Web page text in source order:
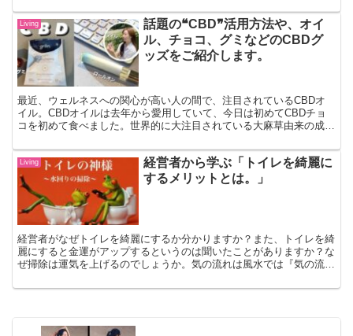
非参考にしてみてください。
Living
話題の❝CBD❞活用方法や、オイ
ル、チョコ、グミなどのCBDグ
ッズをご紹介します。
最近、ウェルネスへの関心が高い人の間で、注目されているCBDオ
イル。CBDオイルは去年から愛用していて、今日は初めてCBDチョ
コを初めて食べました。世界的に大注目されている大麻草由来の成分
は、そんな注目成分CBDについてご紹介します。
Living
経営者から学ぶ「トイレを綺麗に
するメリットとは。」
経営者がなぜトイレを綺麗にするか分かりますか？また、トイレを綺
麗にすると金運がアップするというのは聞いたことがありますか？な
ぜ掃除は運気を上げるのでしょうか。気の流れは風水では『気の流れ
法としてまず抑えておきたいのが水周り。今回は、トイレ掃除の大切